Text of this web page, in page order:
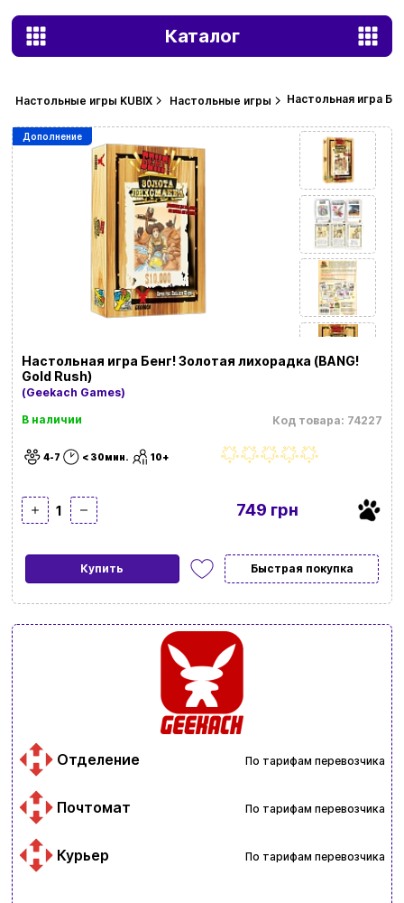
Каталог
Настольные игры KUBIX Настольные игры Настольная игра
Дополнение
Настольная игра Бенг! Золотая лихорадка (BANG!
Gold Rush)
(Geekach Games)
Код товара: 74227
В наличии
4-7 < 30мин. 10+
749 грн
1
Купить Быстрая покупка
Отделение По тарифам перевозчика
Почтомат По тарифам перевозчика
Курьер По тарифам перевозчика